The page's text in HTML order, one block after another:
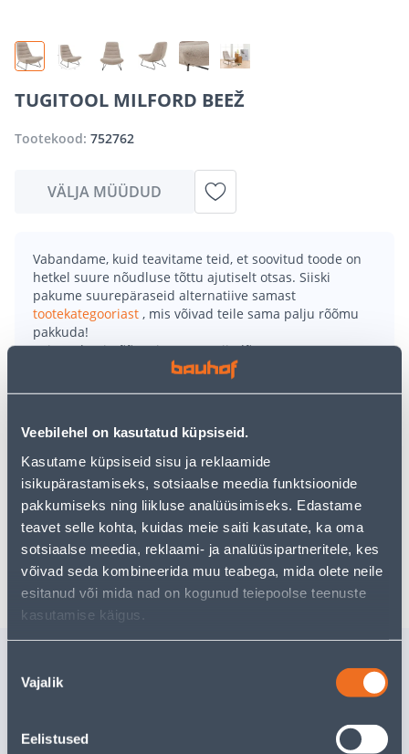
Veebilehel on kasutatud küpsiseid.
Kasutame küpsiseid sisu ja reklaamide
isikupärastamiseks, sotsiaalse meedia funktsioonide
pakkumiseks ning liikluse analüüsimiseks. Edastame
teavet selle kohta, kuidas meie saiti kasutate, ka oma
sotsiaalse meedia, reklaami- ja analüüsipartneritele, kes
võivad seda kombineerida muu teabega, mida olete neile
esitanud või mida nad on kogunud teiepoolse teenuste
kasutamise käigus.
valik
Vajalik
Eelistused
TUGITOOL MILFORD BEEŽ
Tootekood: 752762
VÄLJA MÜÜDUD
Vabandame, kuid teavitame teid, et soovitud toode on
hetkel suure nõudluse tõttu ajutiselt otsas. Siiski
pakume suurepäraseid alternatiive samast
tootekategooriast , mis võivad teile sama palju rõõmu
pakkuda!
Teie ostlemisrõõm ei pea aga siin lõppema - oma
uurimistööd saate jätkata, naastes
• 14-päevane tagastusõigus.
• HANKIJA LAOST TELLITAV TOODE
Tarne pole võimalik
Tarne pole